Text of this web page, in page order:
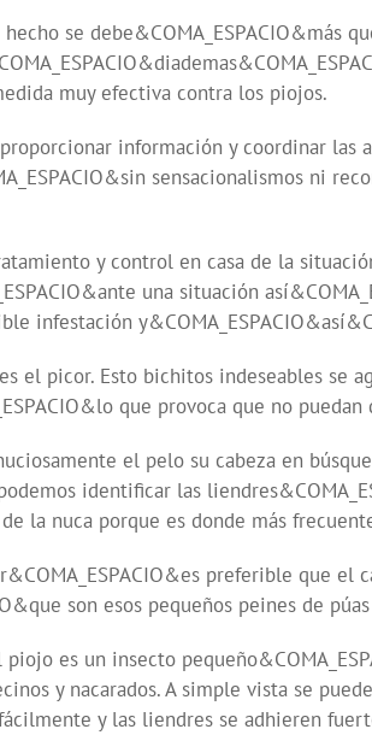
se debe&COMA_ESPACIO&más
muy efectiva contra los piojos.
información y coordinar las
sensacionalismos ni
y control en casa de la
una situación
infestación
el picor. Esto bichitos indeseables se
que provoca que no puedan
el pelo su cabeza en
identificar las
la nuca porque es donde más
preferible que el
son esos pequeños peines de
es un insecto
y nacarados. A simple vista se
y las liendres se adhieren